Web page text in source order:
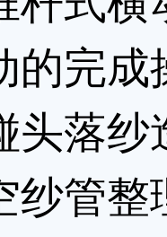
的完
头落
纱管